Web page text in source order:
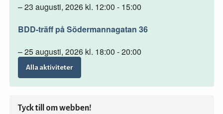
– 23 augusti, 2026 kl. 12:00 - 15:00
BDD-träff på Södermannagatan 36
– 25 augusti, 2026 kl. 18:00 - 20:00
Alla aktiviteter
Tyck till om webben!